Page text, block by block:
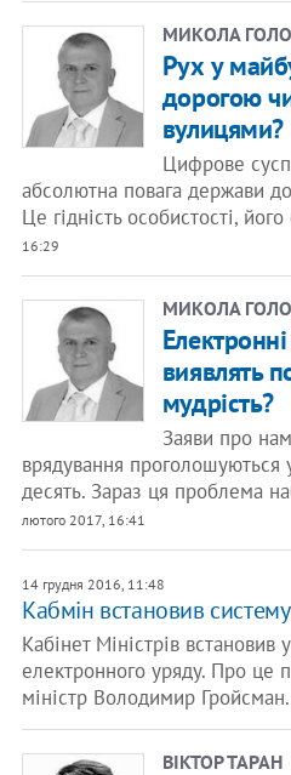
МИКОЛА
Рух у
дорогою
вулицями?
Цифрове
абсолютна повага держави
Це гідність особистості,
16:29
МИКОЛА
виявлять
мудрість?
Заяви про
врядування проголошуються
десять. Зараз ця проблема
лютого 2017, 16:41
14 грудня 2016, 11:48
Кабмін встановив
Кабінет Міністрів встановив
електронного уряду. Про це
міністр Володимир
ВІКТОР ТАРАН